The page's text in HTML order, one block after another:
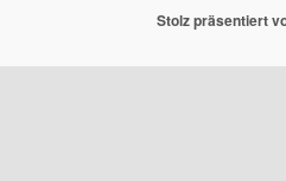
Stolz präsentiert